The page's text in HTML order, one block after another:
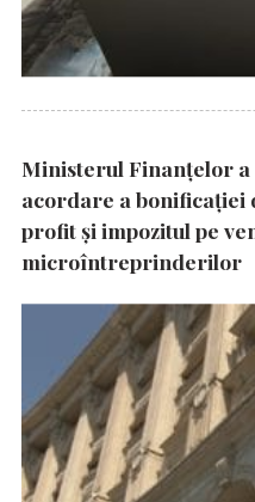
Ministerul Finanțelor
acordare a bonificației
profit și impozitul pe
microîntreprinderilor